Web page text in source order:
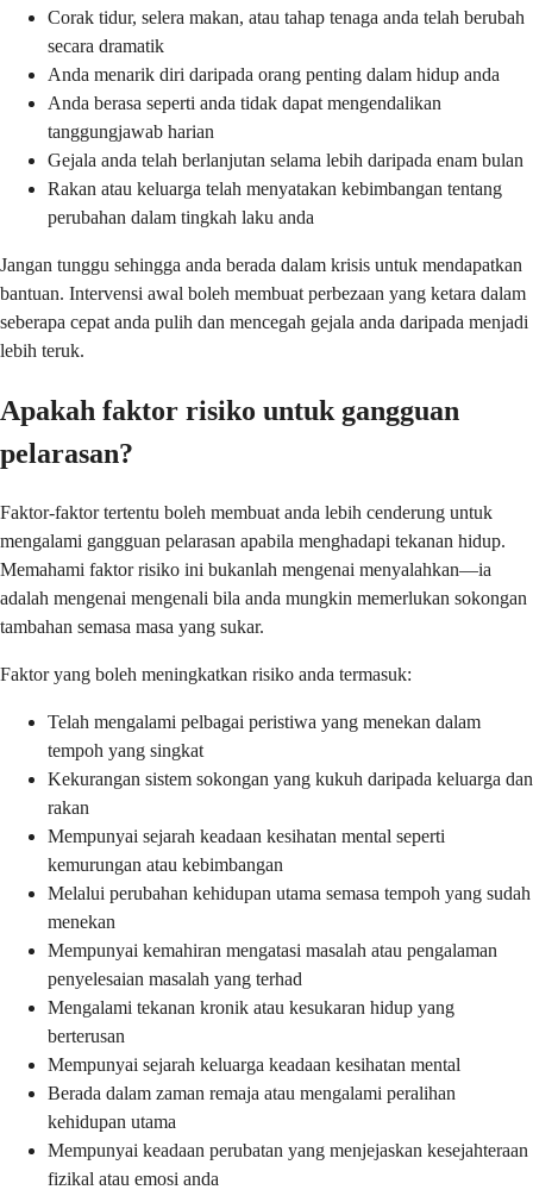
Corak tidur, selera makan, atau tahap tenaga anda telah berubah
secara dramatik
Anda menarik diri daripada orang penting dalam hidup anda
Anda berasa seperti anda tidak dapat mengendalikan
tanggungjawab harian
Gejala anda telah berlanjutan selama lebih daripada enam bulan
Rakan atau keluarga telah menyatakan kebimbangan tentang
perubahan dalam tingkah laku anda
Jangan tunggu sehingga anda berada dalam krisis untuk mendapatkan
bantuan. Intervensi awal boleh membuat perbezaan yang ketara dalam
seberapa cepat anda pulih dan mencegah gejala anda daripada menjadi
lebih teruk.
Apakah faktor risiko untuk gangguan
pelarasan?
Faktor-faktor tertentu boleh membuat anda lebih cenderung untuk
mengalami gangguan pelarasan apabila menghadapi tekanan hidup.
Memahami faktor risiko ini bukanlah mengenai menyalahkan—ia
adalah mengenai mengenali bila anda mungkin memerlukan sokongan
tambahan semasa masa yang sukar.
Faktor yang boleh meningkatkan risiko anda termasuk:
Telah mengalami pelbagai peristiwa yang menekan dalam
tempoh yang singkat
Kekurangan sistem sokongan yang kukuh daripada keluarga dan
rakan
Mempunyai sejarah keadaan kesihatan mental seperti
kemurungan atau kebimbangan
Melalui perubahan kehidupan utama semasa tempoh yang sudah
menekan
Mempunyai kemahiran mengatasi masalah atau pengalaman
penyelesaian masalah yang terhad
Mengalami tekanan kronik atau kesukaran hidup yang
berterusan
Mempunyai sejarah keluarga keadaan kesihatan mental
Berada dalam zaman remaja atau mengalami peralihan
kehidupan utama
Mempunyai keadaan perubatan yang menjejaskan kesejahteraan
fizikal atau emosi anda